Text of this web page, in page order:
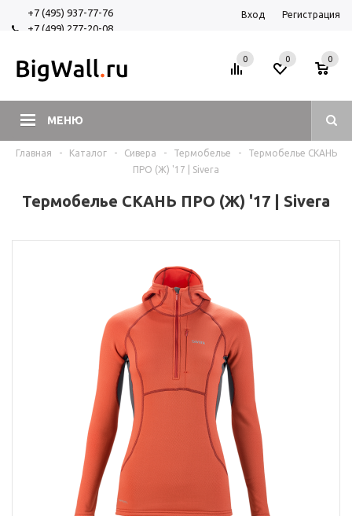
+7 (495) 937-77-76
+7 (499) 277-20-08
Вход Регистрация
МЕНЮ
0 0
0
Главная - Каталог - Сивера - Термобелье -
Термобелье СКАНЬ
ПРО (Ж) '17 | Sivera
Термобелье СКАНЬ ПРО (Ж) '17 | Sivera